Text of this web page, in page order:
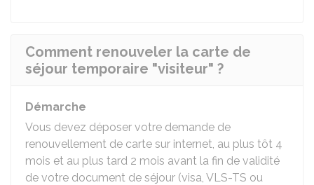
Comment renouveler la carte de
séjour temporaire "visiteur" ?
Démarche
Vous devez déposer votre demande de
renouvellement de carte sur internet, au plus tôt 4
mois et au plus tard 2 mois avant la fin de validité
de votre document de séjour (visa, VLS-TS ou